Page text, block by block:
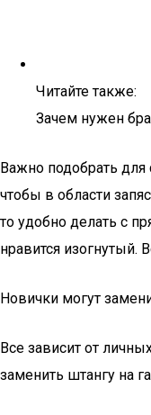
Читайте также:
Зачем нужен
Важно подобрать для
чтобы в области
то удобно делать с
нравится изогнутый.
Новички могут
Все зависит от
заменить штангу на